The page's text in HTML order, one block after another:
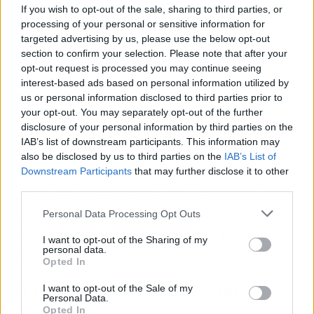
If you wish to opt-out of the sale, sharing to third parties, or
processing of your personal or sensitive information for
targeted advertising by us, please use the below opt-out
section to confirm your selection. Please note that after your
opt-out request is processed you may continue seeing
interest-based ads based on personal information utilized by
us or personal information disclosed to third parties prior to
your opt-out. You may separately opt-out of the further
disclosure of your personal information by third parties on the
IAB’s list of downstream participants. This information may
also be disclosed by us to third parties on the IAB’s List of
Downstream Participants that may further disclose it to other
Personal Data Processing Opt Outs
I want to opt-out of the Sharing of my
personal data.
Opted In
I want to opt-out of the Sale of my
Personal Data.
Opted In
estar metiendo con calzador un formato que
funciona de maravilla en otra parte, pero que
aquí chirría. Como ponerle ruedas de
monopatín a una bicicleta.
Hype-O-Meter
Nivel de hype: 3/10.Meta sigue empeñada en
que uses los estados como si no tuvieras
Instagram. El rediseño es invasivo y no
resuelve lo que los usuarios piden — menos
imposición que huele a vuelta atrás en dos
actualizaciones, así que el hype es más bien
resignación.
El resumen para vagos (TL;DR)